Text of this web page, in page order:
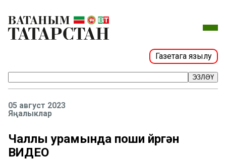
Газетага язылу
ЭЗЛӘҮ
05 август 2023
Яңалыклар
Чаллы урамында поши йөргән
ВИДЕО